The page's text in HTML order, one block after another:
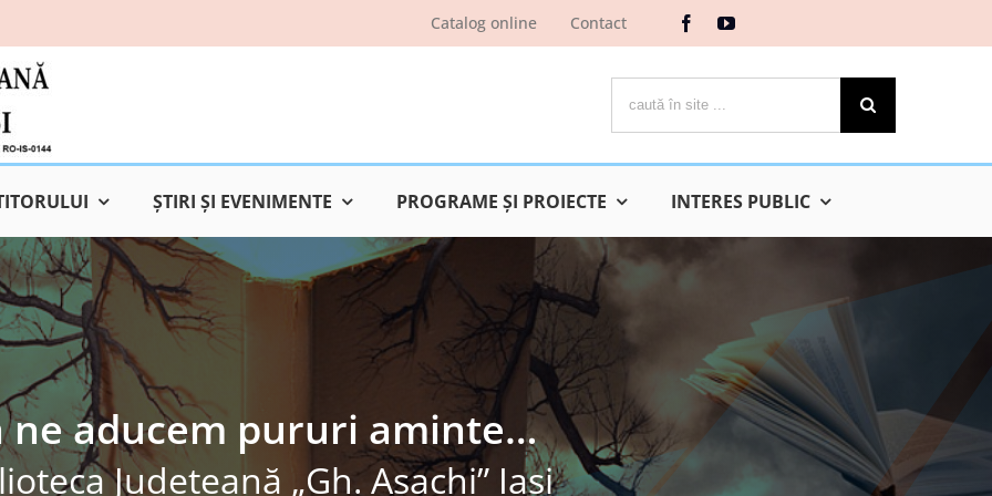
Catalog online Contact
ŞTIRI ŞI EVENIMENTE PROGRAME ŞI PROIECTE INTERES PUBLIC
ne aducem pururi aminte…
Judeţeană „Gh. Asachi” Iaşi